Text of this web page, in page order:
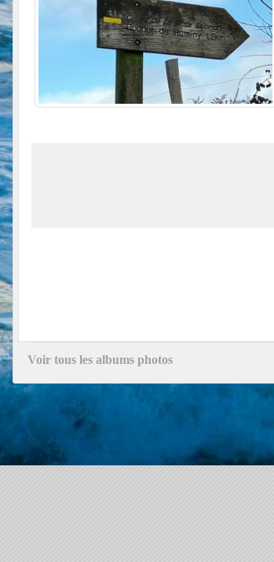
Voir tous les albums photos